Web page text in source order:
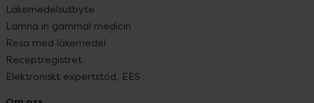
Läkemedelsutbyte
Lämna in gammal medicin
Resa med läkemedel
Receptregistret
Elektroniskt expertstöd, EES